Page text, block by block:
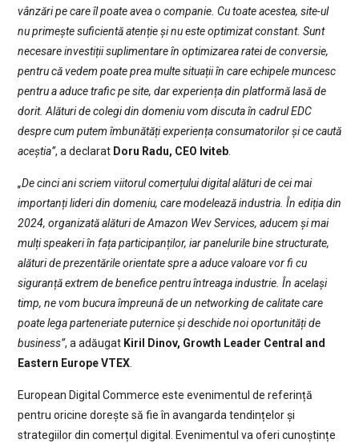
vânzări pe care îl poate avea o companie. Cu toate acestea, site-ul
nu primește suficientă atenție și nu este optimizat constant. Sunt
necesare investiții suplimentare în optimizarea ratei de conversie,
pentru că vedem poate prea multe situații în care echipele muncesc
pentru a aduce trafic pe site, dar experiența din platformă lasă de
dorit. Alături de colegi din domeniu vom discuta în cadrul EDC
despre cum putem îmbunătăți experiența consumatorilor și ce caută
aceștia”, a declarat Doru Radu, CEO Iviteb.
„De cinci ani scriem viitorul comerțului digital alături de cei mai
importanți lideri din domeniu, care modelează industria. În ediția din
2024, organizată alături de Amazon Wev Services, aducem și mai
mulți speakeri în fața participanților, iar panelurile bine structurate,
alături de prezentările orientate spre a aduce valoare vor fi cu
siguranță extrem de benefice pentru întreaga industrie. În același
timp, ne vom bucura împreună de un networking de calitate care
poate lega parteneriate puternice și deschide noi oportunități de
business”, a adăugatKiril Dinov, Growth Leader Central and
Eastern Europe VTEX.
European Digital Commerce este evenimentul de referință
pentru oricine dorește să fie în avangarda tendințelor și
strategiilor din comerțul digital. Evenimentul va oferi cunoștințe